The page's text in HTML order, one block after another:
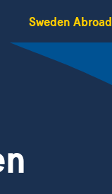
Sweden Abroad